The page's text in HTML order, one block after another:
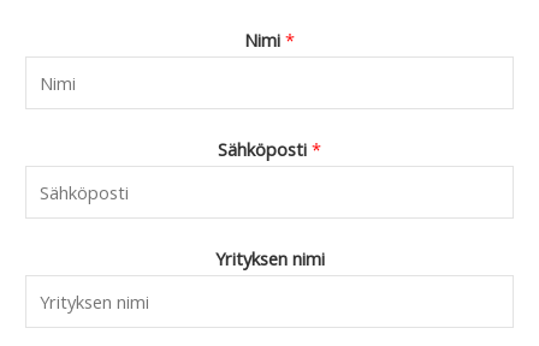
Nimi *
Sähköposti *
Yrityksen nimi